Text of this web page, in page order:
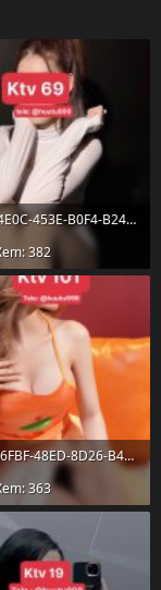
4E152754-4E0C-453E-B0F4-B24348D87B57.jpeg
382
5DF2009D-6FBF-48ED-8D26-B44D1D869255.jpeg
363